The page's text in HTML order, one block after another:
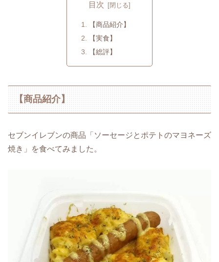
目次
【商品紹介】
【実食】
【総評】
【商品紹介】
セブンイレブンの商品「ソーセージとポテトのマヨネーズ
焼き」を食べてみました。